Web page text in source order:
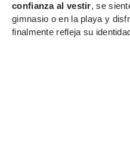
confianza al vestir, se
gimnasio o en la playa y
finalmente refleja su